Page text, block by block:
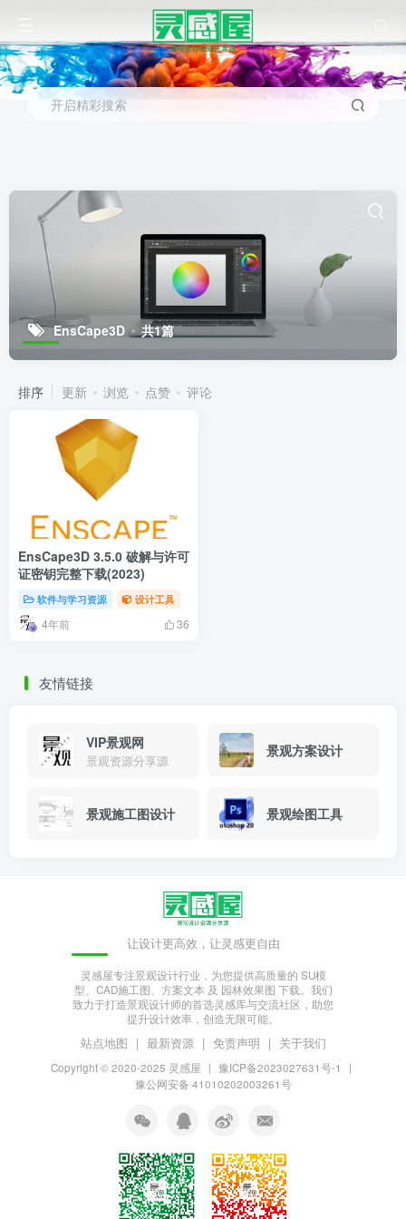
开启精彩搜索
EnsCape3D 共1篇
排序 更新 浏览 点赞 评论
EnsCape3D 3.5.0 破解与许可
证密钥完整下载(2023)
软件与学习资源 设计工具
4年前 36
友情链接
VIP景观网
景观资源分享源
景观方案设计
景观施工图设计 景观绘图工具
让设计更高效，让灵感更自由
灵感屋专注景观设计行业，为您提供高质量的 SU模
型、CAD施工图、方案文本 及 园林效果图 下载。我们
致力于打造景观设计师的首选灵感库与交流社区，助您
提升设计效率，创造无限可能。
站点地图 | 最新资源 | 免责声明 | 关于我们
Copyright © 2020-2025 灵感屋 | 豫ICP备2023027631号-1
|
豫公网安备 41010202003261号